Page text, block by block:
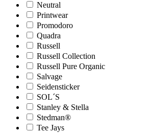
Neutral
Printwear
Promodoro
Quadra
Russell
Russell Collection
Russell Pure Organic
Salvage
Seidensticker
SOL´S
Stanley & Stella
Stedman®
Tee Jays